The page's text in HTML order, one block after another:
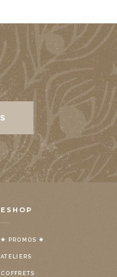
ESHOP
✷ PROMOS ✷
ATELIERS
COFFRETS